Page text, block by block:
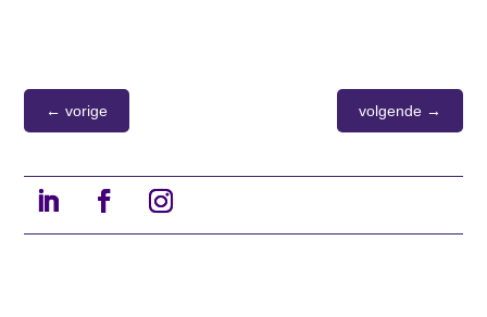
←vorige volgende→